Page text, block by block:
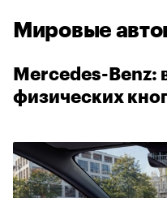
Мировые
Mercedes-Benz:
физических